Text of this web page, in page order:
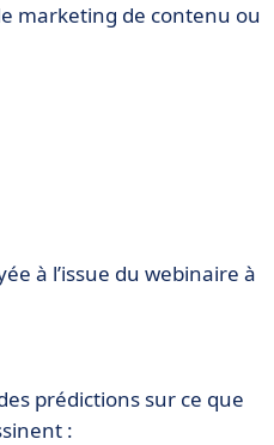
marketing de contenu ou
à l’issue du webinaire à
prédictions sur ce que
: